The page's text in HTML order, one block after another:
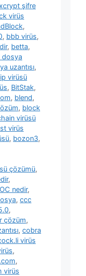
şifre
virüs
,
, bbb virüs,
, betta,
dosya
uzantısı,
virüsü
, BitStak,
, blend,
, block
virüsü
virüs
, bozon3,
çözümü,
,
nedir,
, ccc
,
çözüm,
, cobra
virüs
,
,
virüs